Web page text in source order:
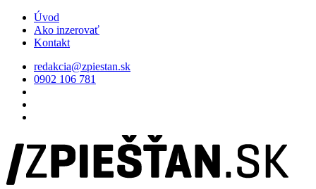
Úvod
Ako inzerovať
Kontakt
redakcia@zpiestan.sk
0902 106 781